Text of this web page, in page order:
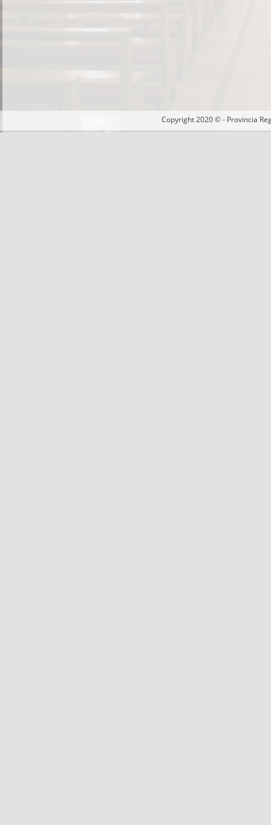
Copyright 2020 © - Provincia